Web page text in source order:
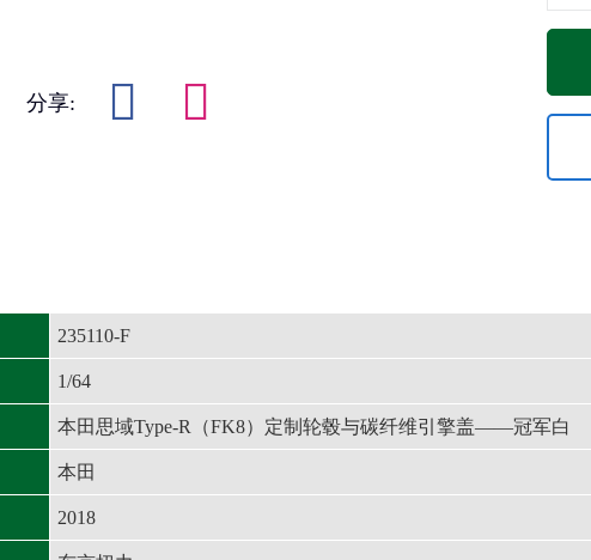
分享:
235110-F
1/64
本田思域Type-R（FK8）定制轮毂与碳纤维引擎盖——冠军白
本田
2018